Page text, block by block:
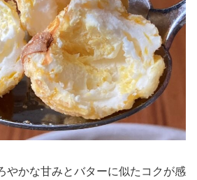
やかな甘みとバターに似たコクが感